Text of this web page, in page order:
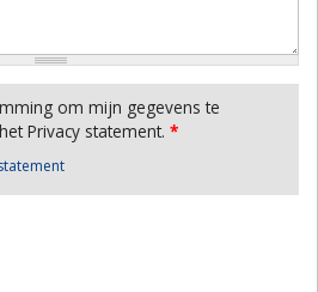
om mijn gegevens te
Privacy statement. *